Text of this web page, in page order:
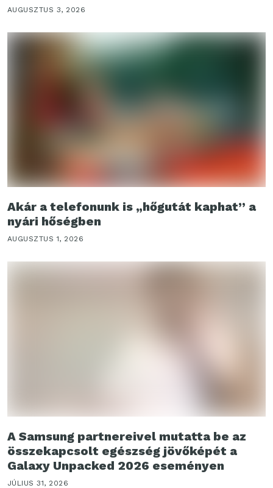
AUGUSZTUS 3, 2026
Akár a telefonunk is „hőgutát kaphat” a
nyári hőségben
AUGUSZTUS 1, 2026
A Samsung partnereivel mutatta be az
összekapcsolt egészség jövőképét a
Galaxy Unpacked 2026 eseményen
JÚLIUS 31, 2026